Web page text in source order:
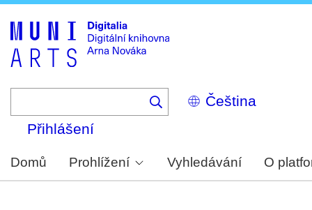
Select
your
Přihlášení
Domů Prohlížení Vyhledávání O